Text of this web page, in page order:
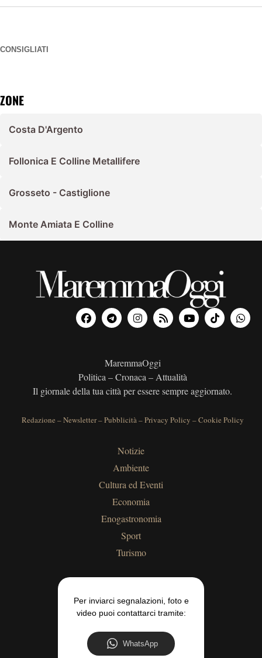
CONSIGLIATI
ZONE
Costa D'Argento
Follonica E Colline Metallifere
Grosseto - Castiglione
Monte Amiata E Colline
MaremmaOggi
Politica – Cronaca – Attualità
Il giornale della tua città per essere sempre aggiornato.
Redazione –Newsletter–Pubblicità–Privacy Policy –Cookie Policy
Notizie
Ambiente
Cultura ed Eventi
Economia
Enogastronomia
Sport
Turismo
Per inviarci segnalazioni, foto e
video puoi contattarci tramite:
WhatsApp